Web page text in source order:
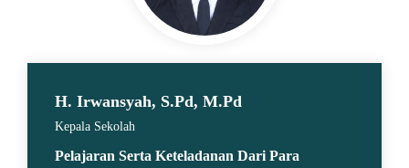
H. Irwansyah, S.Pd, M.Pd
Kepala Sekolah
Pelajaran Serta Keteladanan Dari Para